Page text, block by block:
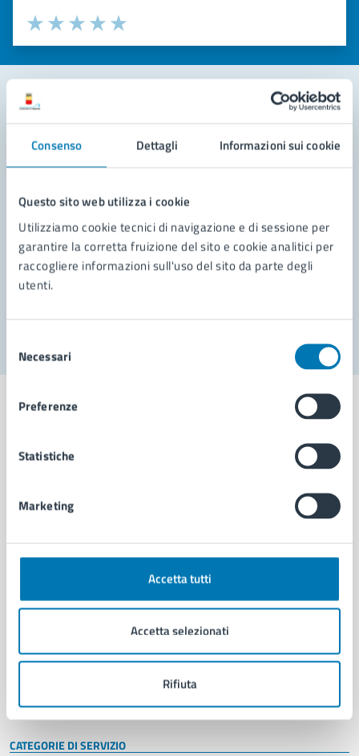
Consenso Dettagli Informazioni sui cookie
Questo sito web utilizza i cookie
Utilizziamo cookie tecnici di navigazione e di sessione per
garantire la corretta fruizione del sito e cookie analitici per
raccogliere informazioni sull'uso del sito da parte degli
utenti.
delNecessari
Preferenze
Statistiche
Marketing
Accetta tutti
Accetta selezionati
Rifiuta
Valuta la chiarezza delle informazioni (da 1 a 5 stelle)
Seleziona il numero di stelle per valutare la chiarezza delle
Valuta 5 stelle su 5
Valuta 4 stelle su 5
Valuta 3 stelle su 5
Valuta 2 stelle su 5
Valuta 1 stelle su 5
Leggi le domande frequenti
Richiedi assistenza
Prenota appuntamento
Problemi in città
Comune di Napoli
AMMINISTRAZIONE
Organi di governo
Enti e fondazioni
Personale amministrativo
Intranet, posta aziendale e protocollo
CATEGORIE DI SERVIZIO